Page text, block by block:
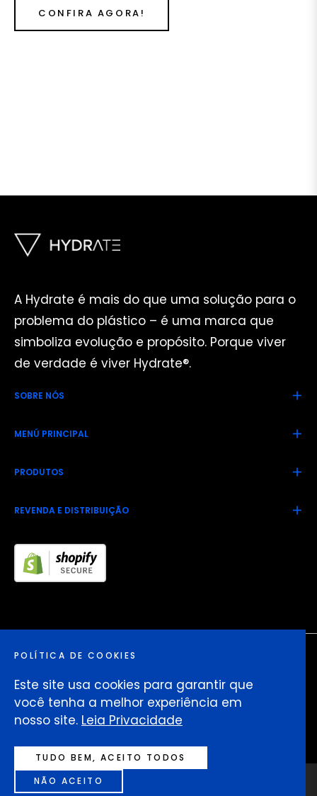
Cor
CONFIRA AGORA!
A Hydrate é mais do que uma solução para o
problema do plástico – é uma marca que
simboliza evolução e propósito. Porque viver
de verdade é viver Hydrate®.
SOBRE NÓS
MENÚ PRINCIPAL
PRODUTOS
REVENDA E DISTRIBUIÇÃO
© 2026, HYDRATE Brasil. Desenvolvido por
POLÍTICA DE COOKIES
Este site usa cookies para garantir que
você tenha a melhor experiência em
nosso site. Leia Privacidade
TUDO BEM, ACEITO TODOS
NÃO ACEITO